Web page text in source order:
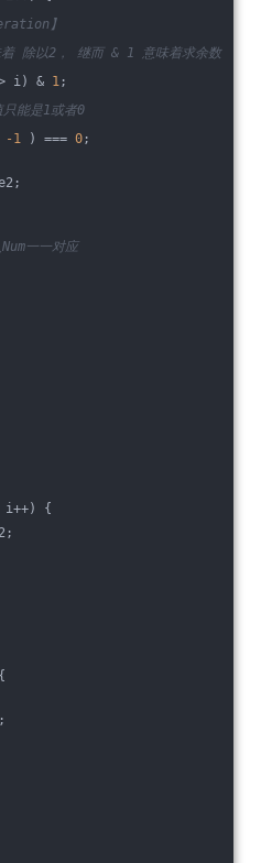
】
除以2， 继而 & 1 意味着求余数
i) & 1;
能是1或者0
-1 ) === 0;
一一对应
i++) {
{